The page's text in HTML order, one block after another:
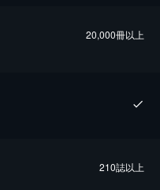
20,000冊以上
210誌以上